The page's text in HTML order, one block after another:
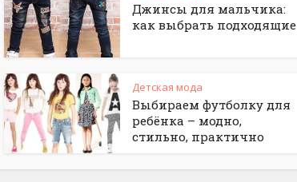
Джинсы для мальчика:
как выбрать подходящие
Детская мода
Выбираем футболку для
ребёнка – модно,
стильно, практично